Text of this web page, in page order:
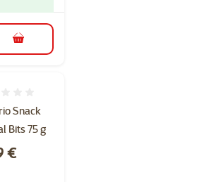
do košíka
Snack
Bits 75 g
€